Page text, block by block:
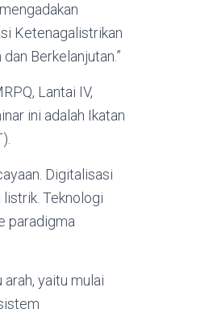
Ketenagalistrikan
Berkelanjutan.”
Lantai IV,
ini adalah Ikatan
Digitalisasi
Teknologi
paradigma
yaitu mulai